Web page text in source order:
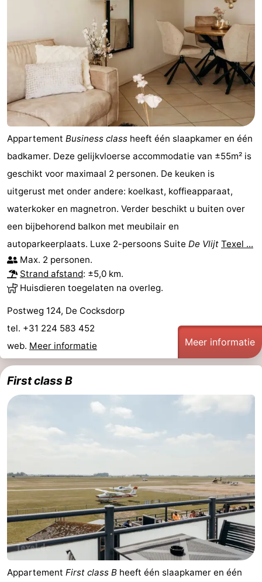
Boerderijen
-
Speeltuinen
Minigolfbanen
Natuur
Rondleidingen
Sporten
-
Zwembaden
-
Fietsen
Wandelen
-
Paardrijden
-
Surfen
-
Wadlopen
Zeehonden
Eten
en
Evenementen
Route
-
Boot
Waddenhoppen
-
Parkeren
Reisboekenwinkel
Appartement Business class heeft één slaapkamer en één
badkamer. Deze gelijkvloerse accommodatie van ±55m² is
geschikt voor maximaal 2 personen. De keuken is
uitgerust met onder andere: koelkast, koffieapparaat,
waterkoker en magnetron. Verder beschikt u buiten over
een bijbehorend balkon met meubilair en
autoparkeerplaats. Luxe 2-persoons Suite De Vlijt Texel ...
Max. 2 personen.
Strand afstand: ±5,0 km.
Huisdieren toegelaten na overleg.
Postweg 124, De Cocksdorp
tel. +31 224 583 452
web. Meer informatie Meer informatie
First class B
Appartement First class B heeft één slaapkamer en één